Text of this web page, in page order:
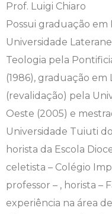
Prof. Luigi Chiaro
Possui graduação em
Universidade
Teologia pela
(1986), graduação em
(revalidação) pela
Oeste (2005) e
Universidade Tuiuti
horista da Escola
celetista – Colégio
professor – , horista –
experiência na área